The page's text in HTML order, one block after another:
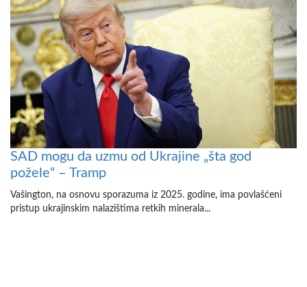
SAD mogu da uzmu od Ukrajine „šta god
požele“ – Tramp
Vašington, na osnovu sporazuma iz 2025. godine, ima povlašćeni
pristup ukrajinskim nalazištima retkih minerala...